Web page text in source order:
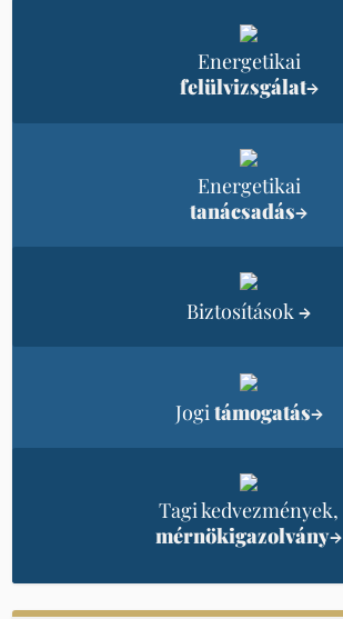
Energetikai
felülvizsgálat→
Energetikai
tanácsadás→
Biztosítások→
Jogi támogatás→
Tagi kedvezmények,
mérnökigazolvány→